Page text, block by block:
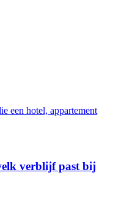
verblijf past bij